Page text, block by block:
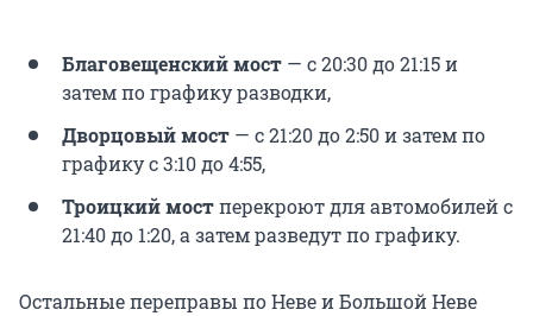
Благовещенский мост — с 20:30 до 21:15 и
затем по графику разводки,
Дворцовый мост — с 21:20 до 2:50 и затем по
графику с 3:10 до 4:55,
Троицкий мостперекроют для автомобилей с
21:40 до 1:20, а затем разведут по графику.
Остальные переправы по Неве и Большой Неве